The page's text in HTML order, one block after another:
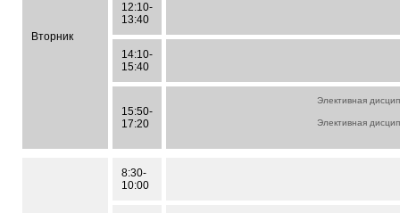
Вторник
12:10-
13:40
14:10-
15:40
15:50-
17:20
Элективная
Элективная
8:30-
10:00